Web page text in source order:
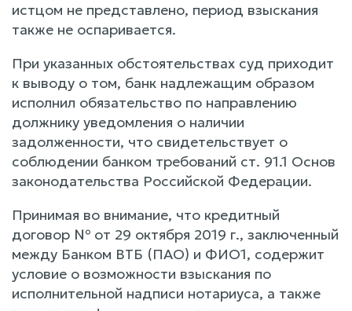
истцом не представлено, период взыскания
также не оспаривается.
При указанных обстоятельствах суд приходит
к выводу о том, банк надлежащим образом
исполнил обязательство по направлению
должнику уведомления о наличии
задолженности, что свидетельствует о
соблюдении банком требований ст. 91.1 Основ
законодательства Российской Федерации.
Принимая во внимание, что кредитный
договор № от 29 октября 2019 г., заключенный
между Банком ВТБ (ПАО) и ФИО1, содержит
условие о возможности взыскания по
исполнительной надписи нотариуса, а также